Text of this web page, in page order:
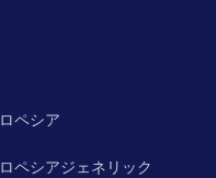
ペシア
ペシアジェネリック